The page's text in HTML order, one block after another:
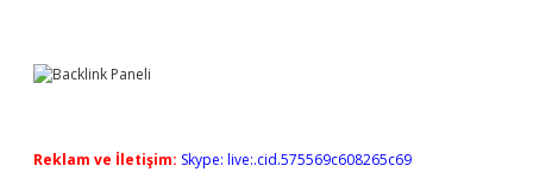
Reklam ve İletişim: Skype: live:.cid.575569c608265c69